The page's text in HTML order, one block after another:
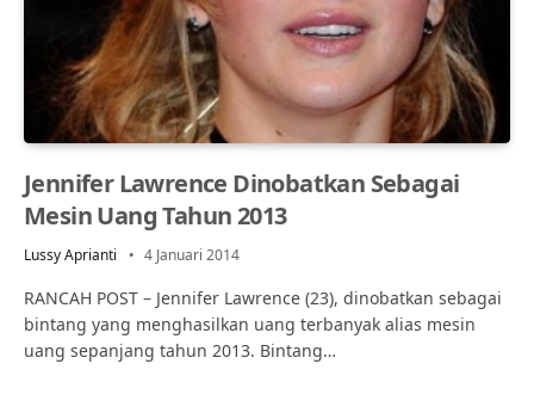
Jennifer Lawrence Dinobatkan Sebagai
Mesin Uang Tahun 2013
Lussy Aprianti 4 Januari 2014
RANCAH POST – Jennifer Lawrence (23), dinobatkan sebagai
bintang yang menghasilkan uang terbanyak alias mesin
uang sepanjang tahun 2013. Bintang…